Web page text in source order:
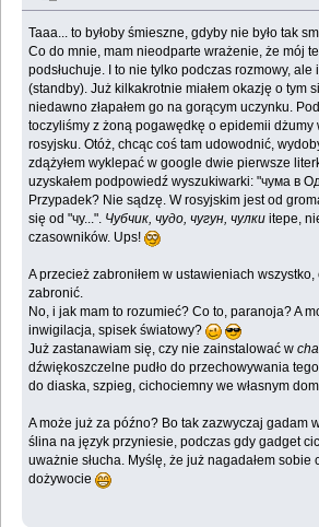
Taaa... to byłoby śmieszne, gdyby nie było tak
Co do mnie, mam nieodparte wrażenie, że mój
podsłuchuje. I to nie tylko podczas rozmowy,
(standby). Już kilkakrotnie miałem okazję o tym
niedawno złapałem go na gorącym uczynku.
toczyliśmy z żoną pogawędkę o epidemii dżumy
rosyjsku. Otóż, chcąc coś tam udowodnić,
zdążyłem wyklepać w google dwie pierwsze
uzyskałem podpowiedź wyszukiwarki: "чума в
Przypadek? Nie sądzę. W rosyjskim jest od
się od "чу...". Чубчик, чудо, чугун, чулки itepe,
czasowników. Ups!
A przecież zabroniłem w ustawieniach wszystko,
zabronić.
No, i jak mam to rozumieć? Co to, paranoja? A
inwigilacja, spisek światowy?
Już zastanawiam się, czy nie zainstalować w
dźwiękoszczelne pudło do przechowywania
do diaska, szpieg, cichociemny we własnym
A może już za późno? Bo tak zazwyczaj gadam
ślina na język przyniesie, podczas gdy gadget
uważnie słucha. Myślę, że już nagadałem sobie
dożywocie